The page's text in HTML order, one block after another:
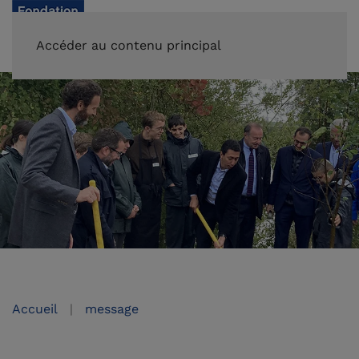
Accéder au contenu principal
Accueil message